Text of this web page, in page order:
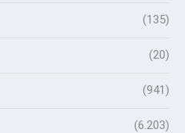
(135)
(20)
(941)
(6.203)